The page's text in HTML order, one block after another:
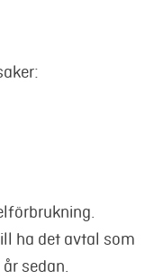
ha det avtal som
sedan.